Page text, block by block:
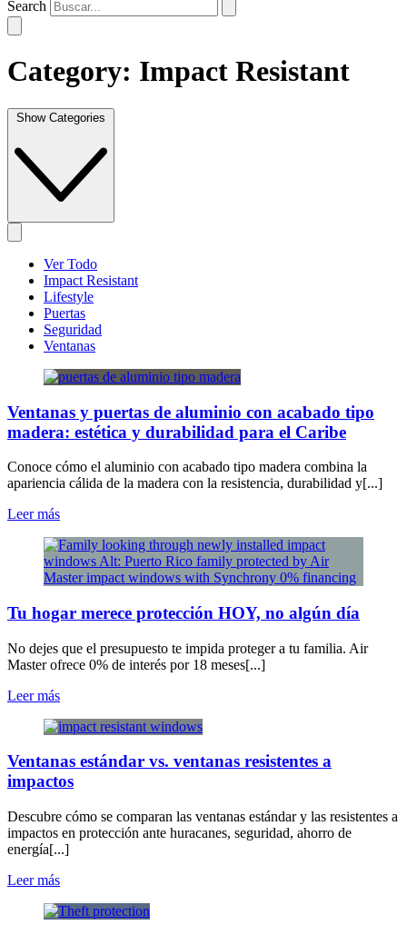
Search
Category: Impact Resistant
Show Categories
Ver Todo
Impact Resistant
Lifestyle
Puertas
Seguridad
Ventanas
Ventanas y puertas de aluminio con acabado tipo
madera: estética y durabilidad para el Caribe
Conoce cómo el aluminio con acabado tipo madera combina la
apariencia cálida de la madera con la resistencia, durabilidad y[...]
Leer más
Tu hogar merece protección HOY, no algún día
No dejes que el presupuesto te impida proteger a tu familia. Air
Master ofrece 0% de interés por 18 meses[...]
Leer más
Ventanas estándar vs. ventanas resistentes a
impactos
Descubre cómo se comparan las ventanas estándar y las resistentes a
impactos en protección ante huracanes, seguridad, ahorro de
energía[...]
Leer más